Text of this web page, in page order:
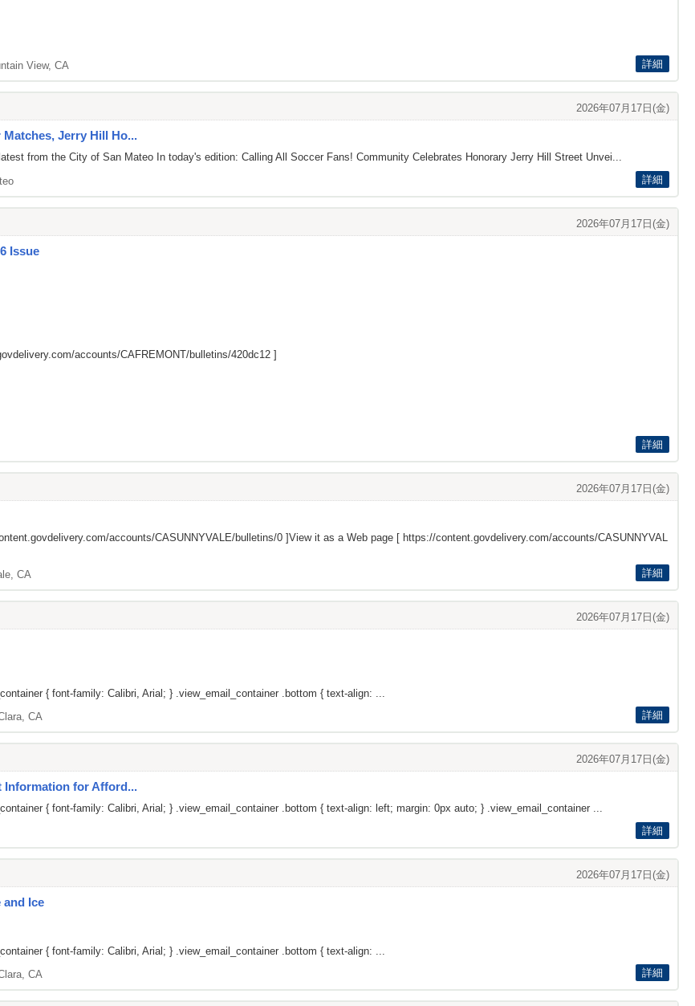
View, CA 詳細
2026年07月17日(金)
Matches, Jerry Hill Ho...
from the City of San Mateo In today's edition: Calling All Soccer Fans! Community Celebrates Honorary Jerry Hill Street Unvei...
詳細
2026年07月17日(金)
Issue
accounts/CAFREMONT/bulletins/420dc12 ]
詳細
2026年07月17日(金)
accounts/CASUNNYVALE/bulletins/0 ]View it as a Web page [ https://content.govdelivery.com/accounts/CASUNNYVAL
CA 詳細
2026年07月17日(金)
{ font-family: Calibri, Arial; } .view_email_container .bottom { text-align: ...
CA 詳細
2026年07月17日(金)
Information for Afford...
{ font-family: Calibri, Arial; } .view_email_container .bottom { text-align: left; margin: 0px auto; } .view_email_container ...
詳細
2026年07月17日(金)
and Ice
{ font-family: Calibri, Arial; } .view_email_container .bottom { text-align: ...
CA 詳細